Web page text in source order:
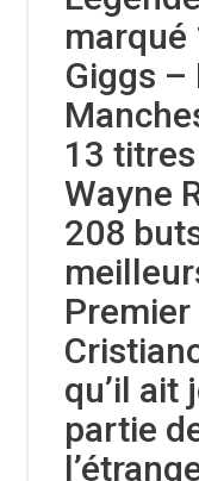
marqué
Giggs –
13
Wayne
208
Premier
qu’il ait
partie